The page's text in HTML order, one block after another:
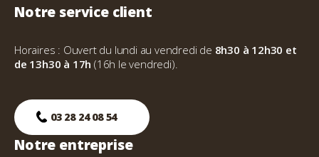
Notre service client
Horaires : Ouvert du lundi au vendredi de 8h30 à 12h30 et
de 13h30 à 17h(16h le vendredi).
03 28 24 08 54
Notre entreprise